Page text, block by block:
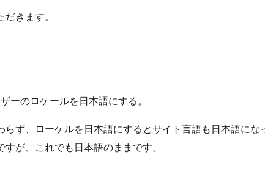
きます。
ーのロケールを日本語にする。
ず、ローケルを日本語にするとサイト言語も日本語にな
が、これでも日本語のままです。